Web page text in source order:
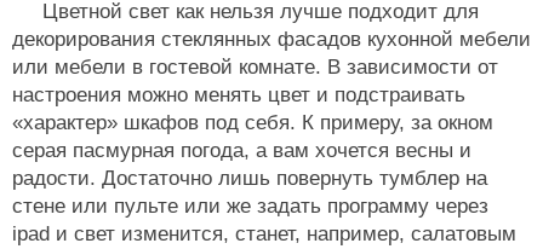
Цветной свет как нельзя лучше подходит для
декорирования стеклянных фасадов кухонной мебели
или мебели в гостевой комнате. В зависимости от
настроения можно менять цвет и подстраивать
«характер» шкафов под себя. К примеру, за окном
серая пасмурная погода, а вам хочется весны и
радости. Достаточно лишь повернуть тумблер на
стене или пульте или же задать программу через
ipad и свет изменится, станет, например, салатовым